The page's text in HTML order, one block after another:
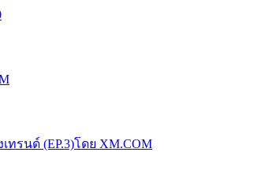
รนด์ (EP.3)โดย XM.COM